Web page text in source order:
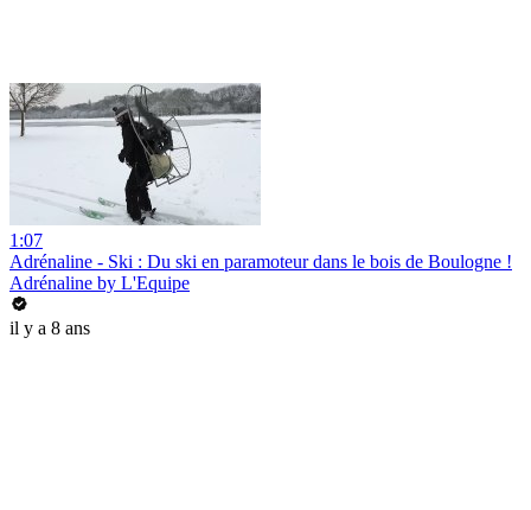
1:07
Adrénaline - Ski : Du ski en paramoteur dans le bois de Boulogne !
Adrénaline by L'Equipe
il y a 8 ans